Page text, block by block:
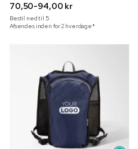
70,50-94,00 kr
Bestil ned til 5
Afsendes inden for 2 hverdage*